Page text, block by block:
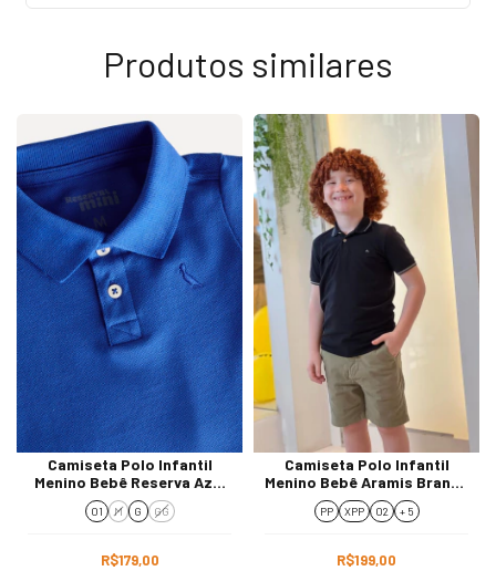
Produtos similares
Camiseta Polo Infantil
Menino Bebê Reserva Azul
51283
01 M G GG
R$179,00
Camiseta Polo Infantil
Menino Bebê Aramis Branca
PO130002
PP XPP 02 + 5
R$199,00